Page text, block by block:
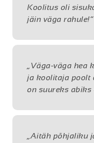
Koolitus oli
jäin väga rahule!“
„Väga-väga
ja koolitaja poolt
on suureks abiks
„Aitäh põhjaliku